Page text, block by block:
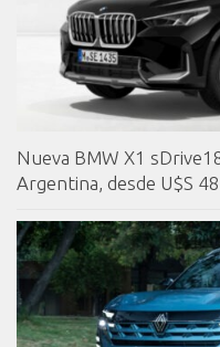
Nueva BMW X1
Argentina, desde U$S